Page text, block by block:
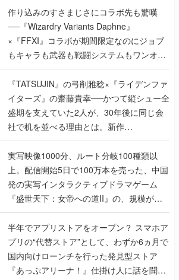
作り込みのすさまじさにコラボ先も驚嘆
──『Wizardry Variants Daphne』
×『FFXI』コラボが期間限定なのにジョブ
もキャラも武器も戦闘システムもワンオフ
で作り込まれた理由を両ディレクターに聞
く
『TATSUJIN』の弓削雅稔×『ライデンファ
イターズ』の齋藤貴幸──かつて縦シュー全
盛期を支えていた2人が、30年後に同じ会
社で机を並べる理由とは。新作
『TATSUJIN EXTREME』で初タッグを組
んだレジェンド2人に訊く開発秘話
実写映像1000分、ルート分岐100種類以
上。配信開始5日で100万本を売った、中国
発の実写インタラクティブドラマゲーム
『盛世天下：女帝への道II』の、規模が違
うこだわりをプロデューサーに聞いた
半年でアプリストアをオープン？ スマホア
プリの“代替ストア”として、わずか6ヵ月で
国内向けローンチを行った発見型ストア
『あっぷアリーナ！』仕掛け人に話を聞い